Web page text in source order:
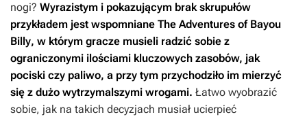
nogi? Wyrazistym i pokazującym brak skrupułów
przykładem jest wspomniane The Adventures of Bayou
Billy, w którym gracze musieli radzić sobie z
ograniczonymi ilościami kluczowych zasobów, jak
pociski czy paliwo, a przy tym przychodziło im mierzyć
się z dużo wytrzymalszymi wrogami. Łatwo wyobrazić
sobie, jak na takich decyzjach musiał ucierpieć